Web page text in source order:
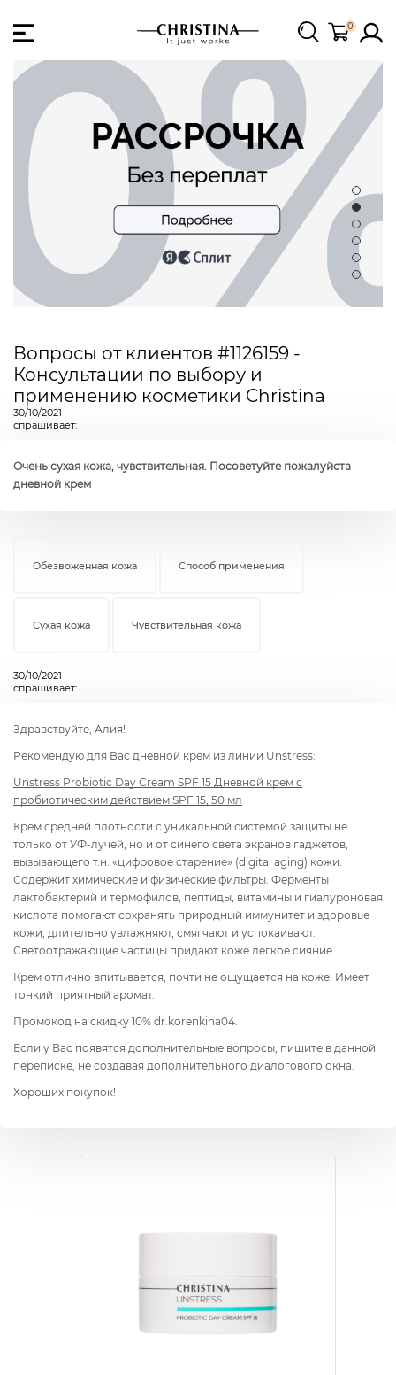
0
Вопросы от клиентов #1126159 -
Консультации по выбору и
применению косметики Christina
30/10/2021
спрашивает:
Очень сухая кожа, чувствительная. Посоветуйте пожалуйста
дневной крем
Обезвоженная кожа Способ применения
Сухая кожа Чувствительная кожа
30/10/2021
спрашивает:
Здравствуйте, Алия!
Рекомендую для Вас дневной крем из линии Unstress:
Unstress Probiotic Day Cream SPF 15 Дневной крем с
пробиотическим действием SPF 15, 50 мл
Крем средней плотности с уникальной системой защиты не
только от УФ-лучей, но и от синего света экранов гаджетов,
вызывающего т.н. «цифровое старение» (digital aging) кожи.
Содержит химические и физические фильтры. Ферменты
лактобактерий и термофилов, пептиды, витамины и гиалуроновая
кислота помогают сохранять природный иммунитет и здоровье
кожи, длительно увлажняют, смягчают и успокаивают.
Светоотражающие частицы придают коже легкое сияние.
Крем отлично впитывается, почти не ощущается на коже. Имеет
тонкий приятный аромат.
Промокод на скидку 10% dr.korenkina04.
Если у Вас появятся дополнительные вопросы, пишите в данной
переписке, не создавая дополнительного диалогового окна.
Хороших покупок!